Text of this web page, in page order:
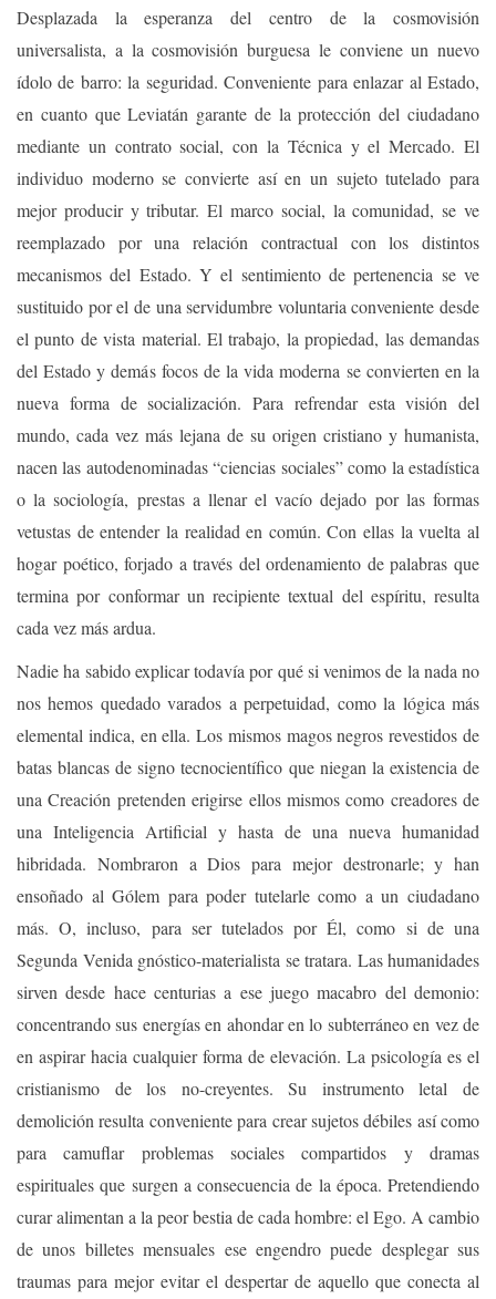
Desplazada la esperanza del centro de la cosmovisión
universalista, a la cosmovisión burguesa le conviene un nuevo
ídolo de barro: la seguridad. Conveniente para enlazar al Estado,
en cuanto que Leviatán garante de la protección del ciudadano
mediante un contrato social, con la Técnica y el Mercado. El
individuo moderno se convierte así en un sujeto tutelado para
mejor producir y tributar. El marco social, la comunidad, se ve
reemplazado por una relación contractual con los distintos
mecanismos del Estado. Y el sentimiento de pertenencia se ve
sustituido por el de una servidumbre voluntaria conveniente desde
el punto de vista material. El trabajo, la propiedad, las demandas
del Estado y demás focos de la vida moderna se convierten en la
nueva forma de socialización. Para refrendar esta visión del
mundo, cada vez más lejana de su origen cristiano y humanista,
nacen las autodenominadas “ciencias sociales” como la estadística
o la sociología, prestas a llenar el vacío dejado por las formas
vetustas de entender la realidad en común. Con ellas la vuelta al
hogar poético, forjado a través del ordenamiento de palabras que
termina por conformar un recipiente textual del espíritu, resulta
cada vez más ardua.
Nadie ha sabido explicar todavía por qué si venimos de la nada no
nos hemos quedado varados a perpetuidad, como la lógica más
elemental indica, en ella. Los mismos magos negros revestidos de
batas blancas de signo tecnocientífico que niegan la existencia de
una Creación pretenden erigirse ellos mismos como creadores de
una Inteligencia Artificial y hasta de una nueva humanidad
hibridada. Nombraron a Dios para mejor destronarle; y han
ensoñado al Gólem para poder tutelarle como a un ciudadano
más. O, incluso, para ser tutelados por Él, como si de una
Segunda Venida gnóstico-materialista se tratara. Las humanidades
sirven desde hace centurias a ese juego macabro del demonio:
concentrando sus energías en ahondar en lo subterráneo en vez de
en aspirar hacia cualquier forma de elevación. La psicología es el
cristianismo de los no-creyentes. Su instrumento letal de
demolición resulta conveniente para crear sujetos débiles así como
para camuflar problemas sociales compartidos y dramas
espirituales que surgen a consecuencia de la época. Pretendiendo
curar alimentan a la peor bestia de cada hombre: el Ego. A cambio
de unos billetes mensuales ese engendro puede desplegar sus
traumas para mejor evitar el despertar de aquello que conecta al